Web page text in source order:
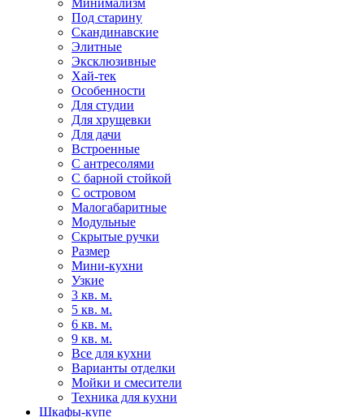
Минимализм
Под старину
Скандинавские
Элитные
Эксклюзивные
Хай-тек
Особенности
Для студии
Для хрущевки
Для дачи
Встроенные
С антресолями
С барной стойкой
С островом
Малогабаритные
Модульные
Скрытые ручки
Размер
Мини-кухни
Узкие
3 кв. м.
5 кв. м.
6 кв. м.
9 кв. м.
Все для кухни
Варианты отделки
Мойки и смесители
Техника для кухни
Шкафы-купе